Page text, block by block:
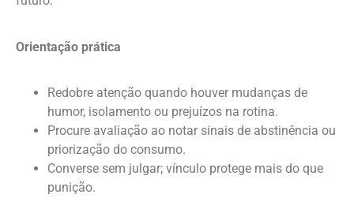
Orientação prática
Redobre atenção quando houver mudanças de
humor, isolamento ou prejuízos na rotina.
Procure avaliação ao notar sinais de abstinência ou
priorização do consumo.
Converse sem julgar; vínculo protege mais do que
punição.